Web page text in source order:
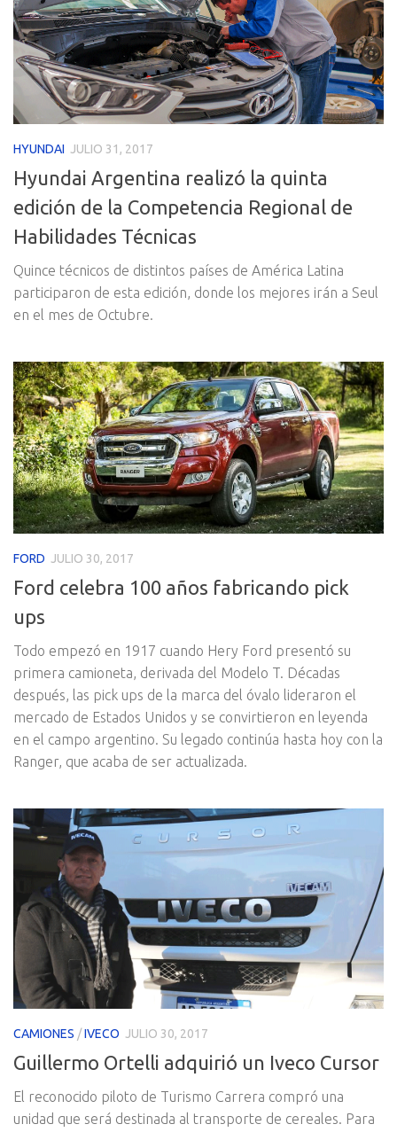
HYUNDAI JULIO 31, 2017
Hyundai Argentina realizó la quinta
edición de la Competencia Regional de
Habilidades Técnicas
Quince técnicos de distintos países de América Latina
participaron de esta edición, donde los mejores irán a Seul
en el mes de Octubre.
FORD JULIO 30, 2017
Ford celebra 100 años fabricando pick
ups
Todo empezó en 1917 cuando Hery Ford presentó su
primera camioneta, derivada del Modelo T. Décadas
después, las pick ups de la marca del óvalo lideraron el
mercado de Estados Unidos y se convirtieron en leyenda
en el campo argentino. Su legado continúa hasta hoy con la
Ranger, que acaba de ser actualizada.
CAMIONES /IVECO JULIO 30, 2017
Guillermo Ortelli adquirió un Iveco Cursor
El reconocido piloto de Turismo Carrera compró una
unidad que será destinada al transporte de cereales. Para